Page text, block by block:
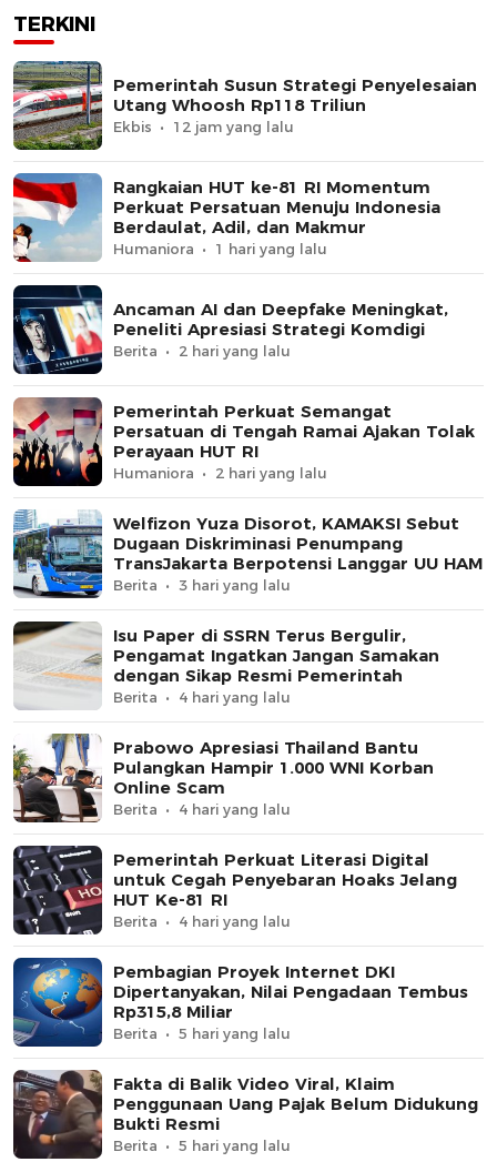
TERKINI
Pemerintah Susun Strategi Penyelesaian
Utang Whoosh Rp118 Triliun
Ekbis 12 jam yang lalu
Rangkaian HUT ke-81 RI Momentum
Perkuat Persatuan Menuju Indonesia
Berdaulat, Adil, dan Makmur
Humaniora 1 hari yang lalu
Ancaman AI dan Deepfake Meningkat,
Peneliti Apresiasi Strategi Komdigi
Berita 2 hari yang lalu
Pemerintah Perkuat Semangat
Persatuan di Tengah Ramai Ajakan Tolak
Perayaan HUT RI
Humaniora 2 hari yang lalu
Welfizon Yuza Disorot, KAMAKSI Sebut
Dugaan Diskriminasi Penumpang
TransJakarta Berpotensi Langgar UU HAM
Berita 3 hari yang lalu
Isu Paper di SSRN Terus Bergulir,
Pengamat Ingatkan Jangan Samakan
dengan Sikap Resmi Pemerintah
Berita 4 hari yang lalu
Prabowo Apresiasi Thailand Bantu
Pulangkan Hampir 1.000 WNI Korban
Online Scam
Berita 4 hari yang lalu
Pemerintah Perkuat Literasi Digital
untuk Cegah Penyebaran Hoaks Jelang
HUT Ke-81 RI
Berita 4 hari yang lalu
Pembagian Proyek Internet DKI
Dipertanyakan, Nilai Pengadaan Tembus
Rp315,8 Miliar
Berita 5 hari yang lalu
Fakta di Balik Video Viral, Klaim
Penggunaan Uang Pajak Belum Didukung
Bukti Resmi
Berita 5 hari yang lalu